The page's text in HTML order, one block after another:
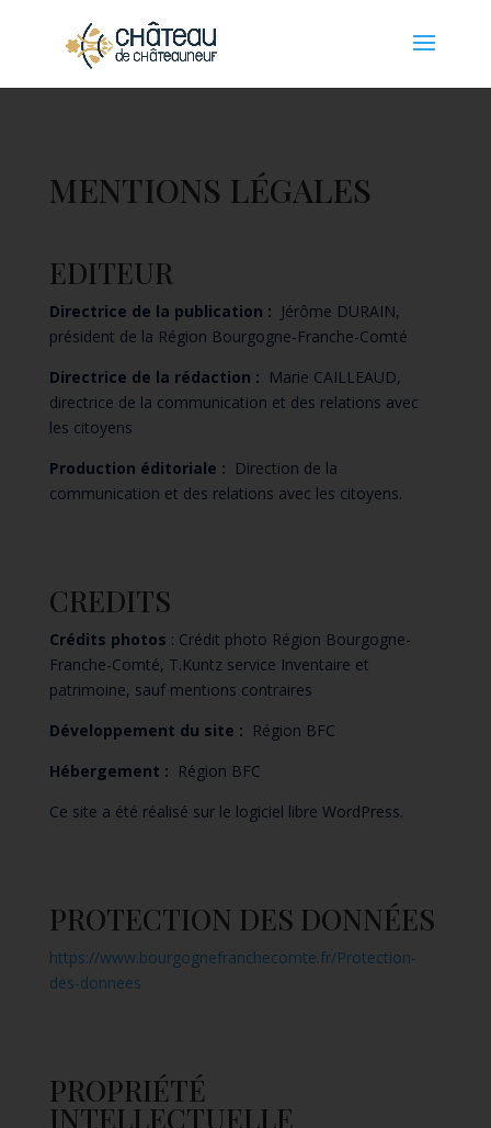
MENTIONS LÉGALES
EDITEUR
Directrice de la publication : Jérôme DURAIN,
président de la Région Bourgogne-Franche-Comté
Directrice de la rédaction : Marie CAILLEAUD,
directrice de la communication et des relations avec
les citoyens
Production éditoriale : Direction de la
communication et des relations avec les citoyens.
CREDITS
Crédits photos : Crédit photo Région Bourgogne-
Franche-Comté, T.Kuntz service Inventaire et
patrimoine, sauf mentions contraires
Développement du site : Région BFC
Hébergement : Région BFC
Ce site a été réalisé sur le logiciel libre WordPress.
PROTECTION DES DONNÉES
https://www.bourgognefranchecomte.fr/Protection-
des-donnees
PROPRIÉTÉ
INTELLECTUELLE